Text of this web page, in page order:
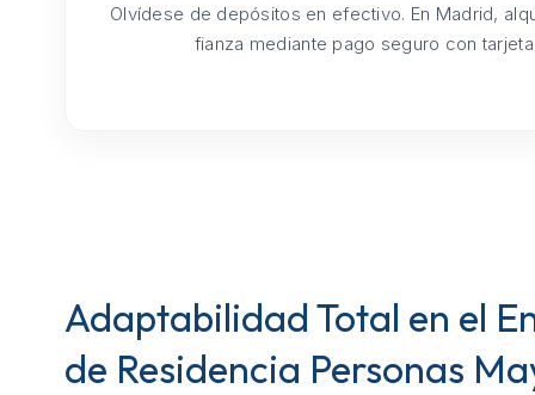
Olvídese de depósitos en efectivo. En Madrid,
fianza mediante pago seguro con
Adaptabilidad Total en el
de Residencia Personas